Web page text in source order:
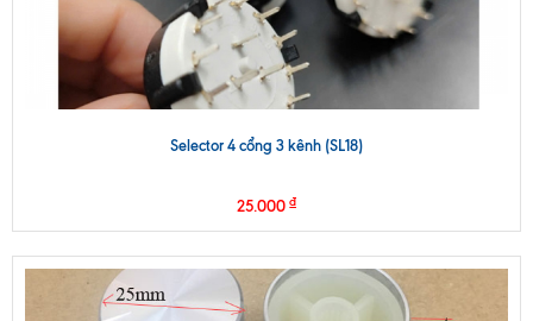
Selector 4 cổng 3 kênh (SL18)
25.000 ₫